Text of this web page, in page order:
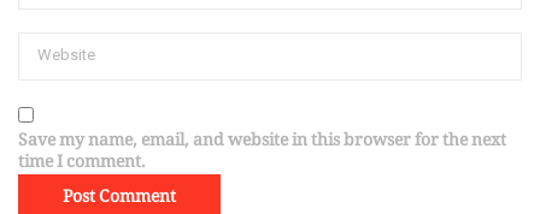
Save my name, email, and website in this browser for the next
time I comment.